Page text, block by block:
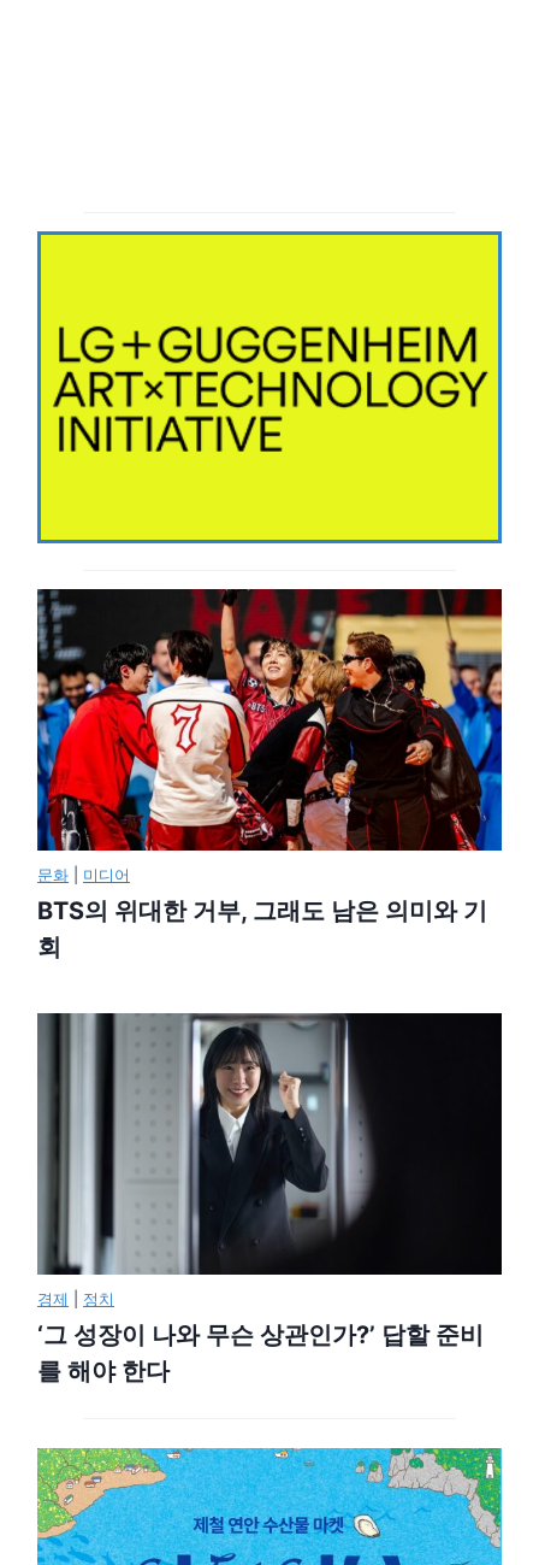
문화 미디어
BTS의 위대한 거부, 그래도 남은 의미와 기
회
경제 정치
‘그 성장이 나와 무슨 상관인가?’ 답할 준비
를 해야 한다